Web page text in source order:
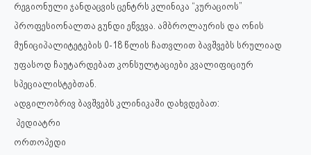
რეგიონული ჯანდაცვის ცენტრს კლინიკა “კურაციოს”
პროფესიონალთა გუნდი ეწვევა. ამბროლაურის და ონის
მუნიციპალიტეტების 0-18 წლის ჩათვლით ბავშვებს სრულიად
უფასოდ ჩაუტარდებათ კონსულტაციები კვალიფიციურ
სპეციალისტებთან.
ადგილობრივ ბავშვებს კლინიკაში დახვდებათ:
პედიატრი
ორთოპედი